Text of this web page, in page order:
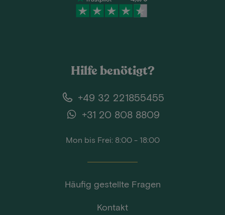
Hilfe benötigt?
+49 32 221855455
+31 20 808 8809
Mon bis Frei: 8:00 - 18:00
Häufig gestellte Fragen
Kontakt